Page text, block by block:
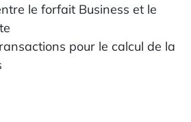
le forfait Business et le
pour le calcul de la